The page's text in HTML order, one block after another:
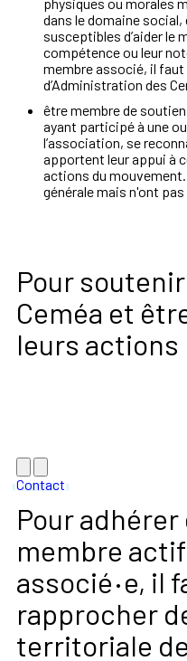
dans le domaine
susceptibles d’aider le
compétence ou leur
membre associé, il faut
d’Administration des
être membre de
ayant participé à une
l’association, se
apportent leur appui à
actions du
générale mais n'ont
Pour
Ceméa et
leurs actions
Contact
Pour
membre actif
associé·e, il
rapprocher
territoriale